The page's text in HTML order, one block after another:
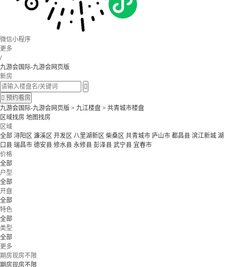
微信小程序
更多
/
九游会国际-九游会网页版
新房

 预约看房
九游会国际-九游会网页版 > 九江楼盘 > 共青城市楼盘
区域找房 地图找房
区域
全部 浔阳区 濂溪区 开发区 八里湖新区 柴桑区 共青城市 庐山市 都昌县 滨江新城 湖
口县 瑞昌市 德安县 修水县 永修县 彭泽县 武宁县 宜春市
价格
全部
户型
全部
开盘
全部
特色
全部
类型
全部
更多
期房现房不限
期房现房不限